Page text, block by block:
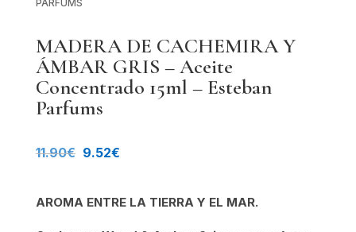
PARFUMS
MADERA DE CACHEMIRA Y
ÁMBAR GRIS – Aceite
Concentrado 15ml – Esteban
Parfums
11.90€ El
original
9.52€El
actual
AROMA ENTRE LA TIERRA Y EL MAR.